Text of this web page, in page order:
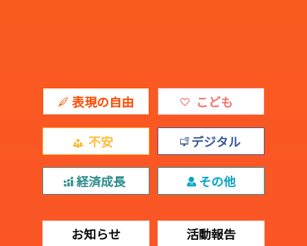
表現の自由 こども
不安 デジタル
経済成長 その他
お知らせ 活動報告